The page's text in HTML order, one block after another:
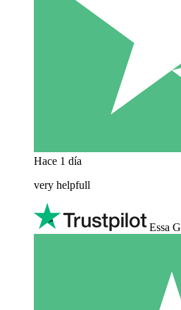
Hace 1 día
very helpfull
Essa